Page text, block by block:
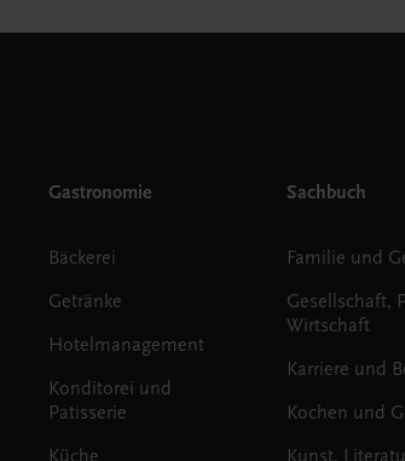
Gastronomie
Bäckerei
Getränke
Hotelmanagement
Konditorei und
Patisserie
Küche
Sachbuch
Familie und
Gesellschaft,
Wirtschaft
Karriere und
Kochen und
Kunst,